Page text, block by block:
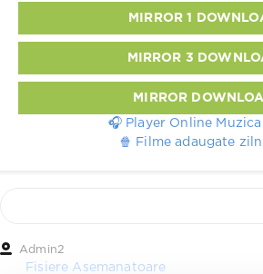
MIRROR 1
MIRROR 3
MIRROR
🎧 Player Online Muzica
🍿 Filme adaugate
Admin2
Fisiere Asemanatoare